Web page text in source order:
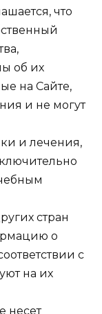
что
об их
на Сайте,
и не могут
и лечения,
стран
о
с
на их
несет